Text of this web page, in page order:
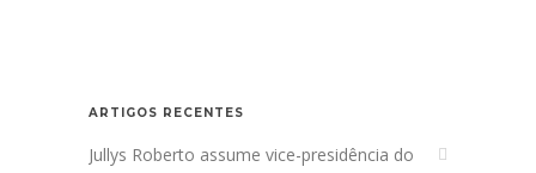
ARTIGOS RECENTES
Jullys Roberto assume vice-presidência do